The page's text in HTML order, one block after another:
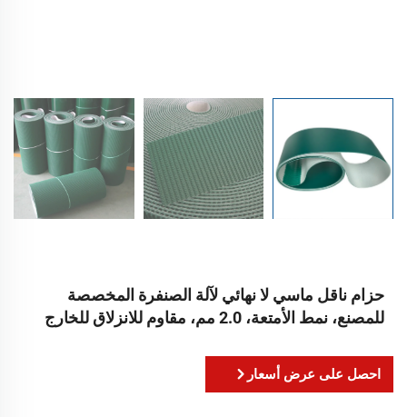
حزام ناقل ماسي لا نهائي لآلة الصنفرة المخصصة
للمصنع، نمط الأمتعة، 2.0 مم، مقاوم للانزلاق للخارج
احصل على عرض أسعار